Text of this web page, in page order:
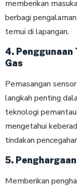
memberikan
berbagi
temui di lapangan.
4. Penggunaan
Gas
Pemasangan
langkah penting
teknologi
mengetahui
tindakan
5.
Memberikan